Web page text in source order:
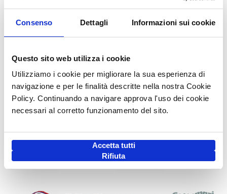
Consenso Dettagli Informazioni sui cookie
Questo sito web utilizza i cookie
Utilizziamo i cookie per migliorare la sua esperienza di
navigazione e per le finalità descritte nella nostra Cookie
Policy. Continuando a navigare approva l'uso dei cookie
necessari al corretto funzionamento del sito.
Accetta tutti
Rifiuta